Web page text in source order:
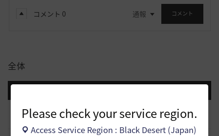
Please check your service region.
Access Service Region : Black Desert (Japan)
コメント 0 通報 コメント
全体
0
止まらない超高速成長、HYPERBOOST
0 1.1K 黒い砂漠 9 日前